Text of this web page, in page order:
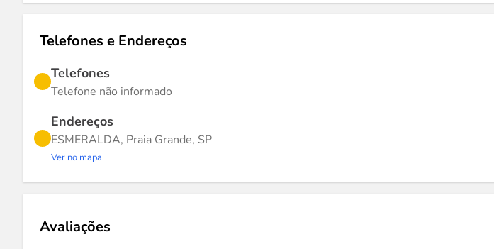
Telefones e Endereços
Telefones
Telefone não informado
Endereços
ESMERALDA, Praia Grande, SP
Ver no mapa
Avaliações